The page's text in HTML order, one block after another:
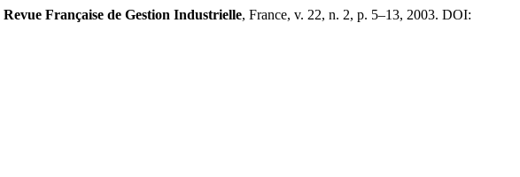
Revue Française de Gestion Industrielle, France, v. 22, n. 2, p. 5–13, 2003. DOI: